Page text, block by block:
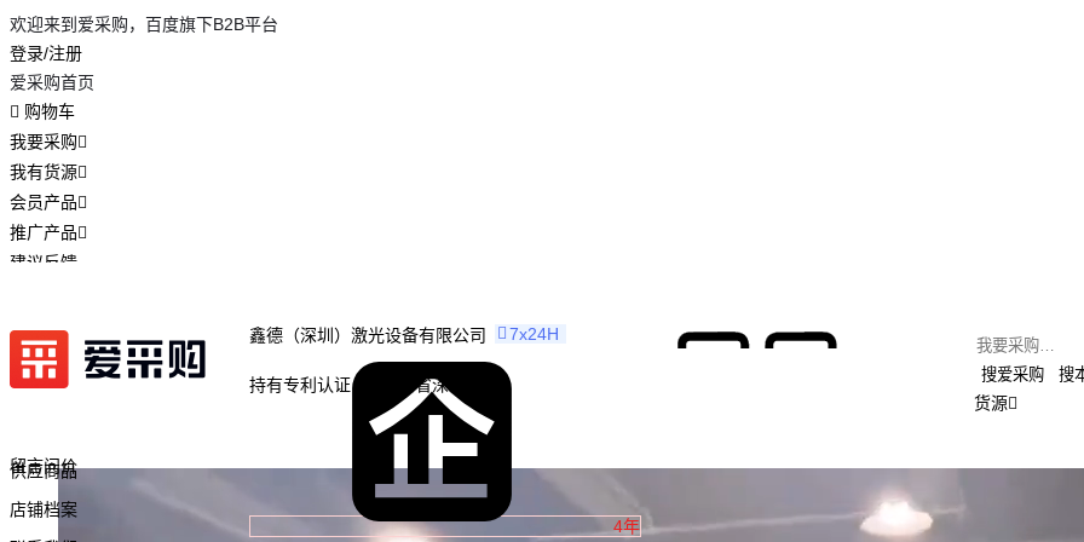
欢迎来到爱采购，百度旗下B2B平台
登录/注册
爱采购首页
购物车
我要采购
我有货源
会员产品
推广产品
建议反馈
鑫德（深圳）激光设备有限公司 7x24H
4年
持有专利认证 广东省深圳市
搜爱采购 搜
货源
供应商品
店铺档案
留言问价